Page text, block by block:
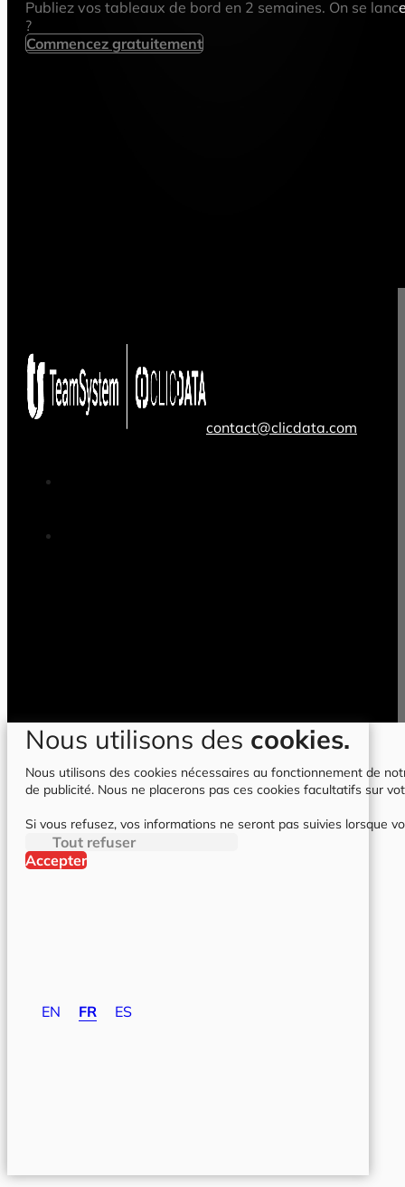
Publiez vos tableaux de bord en 2 semaines. On se
?
Commencez gratuitement
contact@clicdata.com
EN FR ES
Nous utilisons des cookies.
Nous utilisons des cookies nécessaires au fonctionnement de
de publicité. Nous ne placerons pas ces cookies facultatifs sur
Si vous refusez, vos informations ne seront pas suivies lorsque
Tout refuser
Accepter